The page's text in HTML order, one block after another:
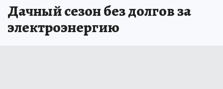
Дачный сезон без долгов за
электроэнергию